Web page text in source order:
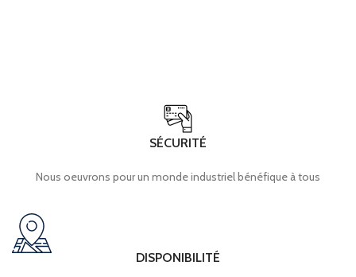
SÉCURITÉ
Nous oeuvrons pour un monde industriel bénéfique à tous
DISPONIBILITÉ